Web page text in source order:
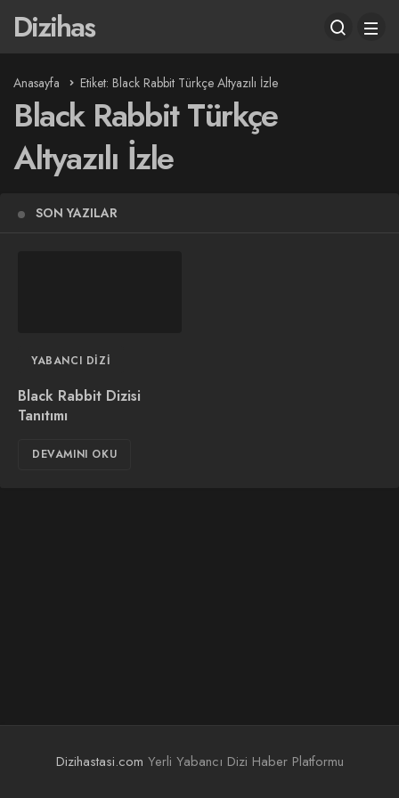
Dizihas
Anasayfa Etiket: Black Rabbit Türkçe Altyazılı İzle
Black Rabbit Türkçe
Altyazılı İzle
SON YAZILAR
YABANCI DIZI
Black Rabbit Dizisi
Tanıtımı
DEVAMINI OKU
Dizihastasi.com Yerli Yabancı Dizi Haber Platformu